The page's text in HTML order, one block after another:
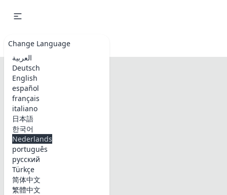
Change Language
العربية
Deutsch
English
español
français
italiano
日本語
한국어
Nederlands
português
русский
Türkçe
简体中文
繁體中文
Emoji & Symbols